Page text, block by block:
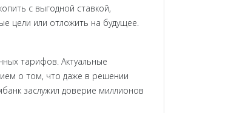
с выгодной ставкой,
цели или отложить на будущее.
тарифов. Актуальные
о том, что даже в решении
заслужил доверие миллионов